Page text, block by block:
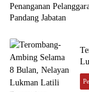
Penanganan
Pandang Jabatan